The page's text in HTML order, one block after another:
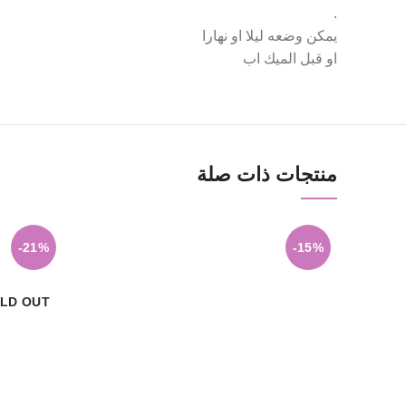
.
يمكن وضعه ليلا او نهارا
او قبل الميك اب
منتجات ذات صلة
-15%
-21%
OUT